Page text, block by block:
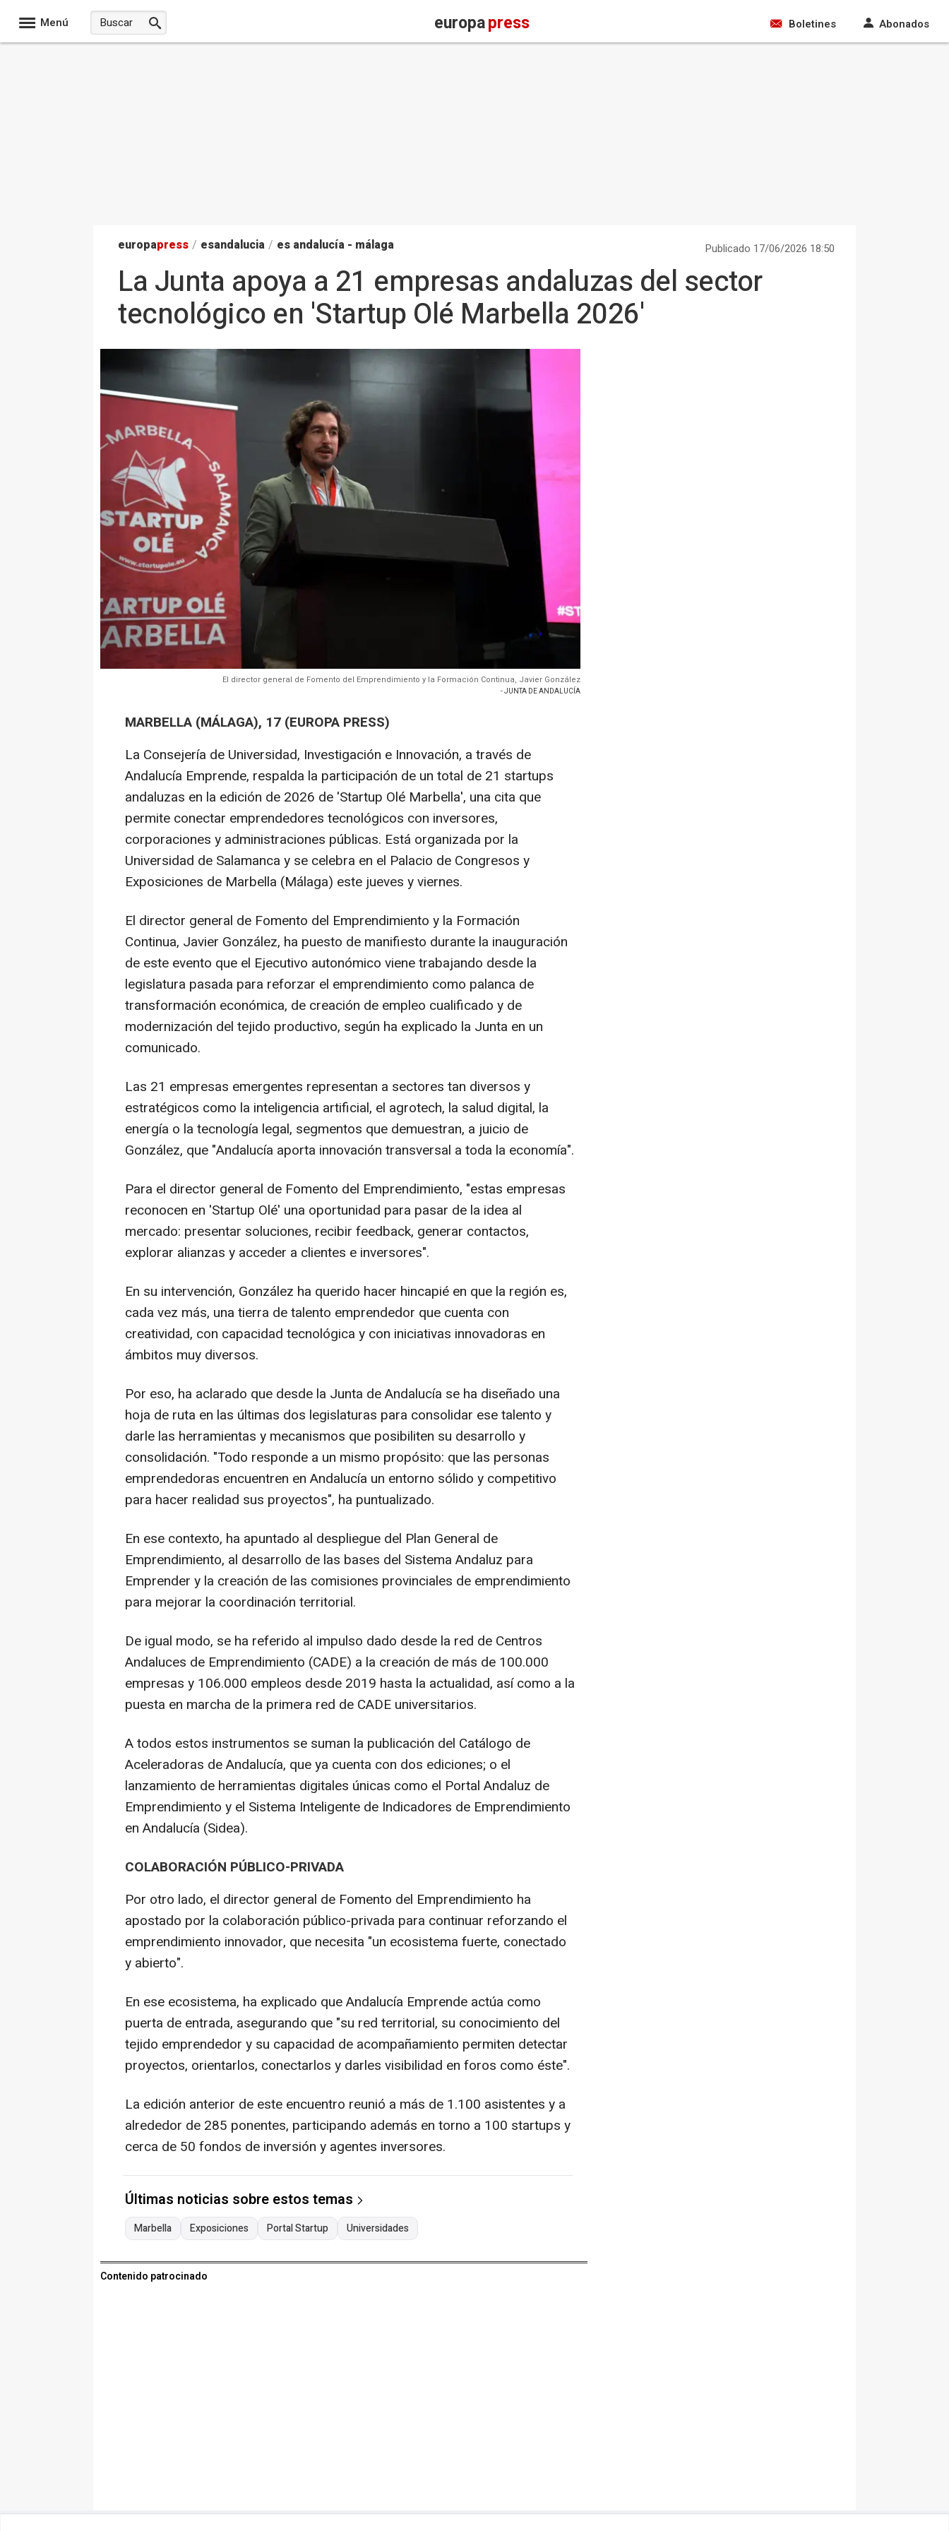
Menú europapress Boletines Abonados
europapress / esandalucia / es andalucía - málaga Publicado 17/06/2026 18:50
La Junta apoya a 21 empresas andaluzas del sector
tecnológico en 'Startup Olé Marbella 2026'
El director general de Fomento del Emprendimiento y la Formación Continua, Javier González
- JUNTA DE ANDALUCÍA
MARBELLA (MÁLAGA), 17 (EUROPA PRESS)
La Consejería de Universidad, Investigación e Innovación, a través de
Andalucía Emprende, respalda la participación de un total de 21 startups
andaluzas en la edición de 2026 de 'Startup Olé Marbella', una cita que
permite conectar emprendedores tecnológicos con inversores,
corporaciones y administraciones públicas. Está organizada por la
Universidad de Salamanca y se celebra en el Palacio de Congresos y
Exposiciones de Marbella (Málaga) este jueves y viernes.
El director general de Fomento del Emprendimiento y la Formación
Continua, Javier González, ha puesto de manifiesto durante la inauguración
de este evento que el Ejecutivo autonómico viene trabajando desde la
legislatura pasada para reforzar el emprendimiento como palanca de
transformación económica, de creación de empleo cualificado y de
modernización del tejido productivo, según ha explicado la Junta en un
comunicado.
Las 21 empresas emergentes representan a sectores tan diversos y
estratégicos como la inteligencia artificial, el agrotech, la salud digital, la
energía o la tecnología legal, segmentos que demuestran, a juicio de
González, que "Andalucía aporta innovación transversal a toda la economía".
Para el director general de Fomento del Emprendimiento, "estas empresas
reconocen en 'Startup Olé' una oportunidad para pasar de la idea al
mercado: presentar soluciones, recibir feedback, generar contactos,
explorar alianzas y acceder a clientes e inversores".
En su intervención, González ha querido hacer hincapié en que la región es,
cada vez más, una tierra de talento emprendedor que cuenta con
creatividad, con capacidad tecnológica y con iniciativas innovadoras en
ámbitos muy diversos.
Por eso, ha aclarado que desde la Junta de Andalucía se ha diseñado una
hoja de ruta en las últimas dos legislaturas para consolidar ese talento y
darle las herramientas y mecanismos que posibiliten su desarrollo y
consolidación. "Todo responde a un mismo propósito: que las personas
emprendedoras encuentren en Andalucía un entorno sólido y competitivo
para hacer realidad sus proyectos", ha puntualizado.
En ese contexto, ha apuntado al despliegue del Plan General de
Emprendimiento, al desarrollo de las bases del Sistema Andaluz para
Emprender y la creación de las comisiones provinciales de emprendimiento
para mejorar la coordinación territorial.
De igual modo, se ha referido al impulso dado desde la red de Centros
Andaluces de Emprendimiento (CADE) a la creación de más de 100.000
empresas y 106.000 empleos desde 2019 hasta la actualidad, así como a la
puesta en marcha de la primera red de CADE universitarios.
A todos estos instrumentos se suman la publicación del Catálogo de
Aceleradoras de Andalucía, que ya cuenta con dos ediciones; o el
lanzamiento de herramientas digitales únicas como el Portal Andaluz de
Emprendimiento y el Sistema Inteligente de Indicadores de Emprendimiento
en Andalucía (Sidea).
COLABORACIÓN PÚBLICO-PRIVADA
Por otro lado, el director general de Fomento del Emprendimiento ha
apostado por la colaboración público-privada para continuar reforzando el
emprendimiento innovador, que necesita "un ecosistema fuerte, conectado
y abierto".
En ese ecosistema, ha explicado que Andalucía Emprende actúa como
puerta de entrada, asegurando que "su red territorial, su conocimiento del
tejido emprendedor y su capacidad de acompañamiento permiten detectar
proyectos, orientarlos, conectarlos y darles visibilidad en foros como éste".
La edición anterior de este encuentro reunió a más de 1.100 asistentes y a
alrededor de 285 ponentes, participando además en torno a 100 startups y
cerca de 50 fondos de inversión y agentes inversores.
Últimas noticias sobre estos temas
Marbella Exposiciones Portal Startup Universidades
Contenido patrocinado